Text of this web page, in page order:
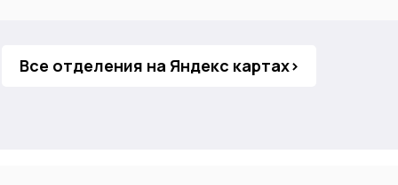
Все отделения на Яндекс картах>